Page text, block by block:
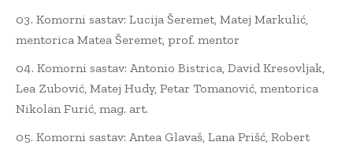
Komorni sastav: Lucija Šeremet, Matej Markulić,
mentorica Matea Šeremet, prof. mentor
Komorni sastav: Antonio Bistrica, David Kresovljak,
Lea Zubović, Matej Hudy, Petar Tomanović, mentorica
Nikolan Furić, mag. art.
Komorni sastav: Antea Glavaš, Lana Prišć, Robert